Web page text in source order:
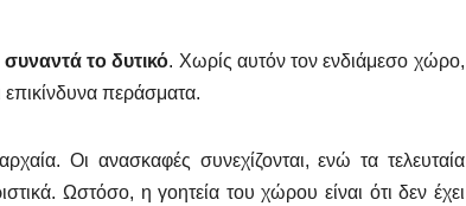
το δυτικό. Χωρίς αυτόν τον ενδιάμεσο χώρο,
περάσματα.
Οι ανασκαφές συνεχίζονται, ενώ τα τελευταία
Ωστόσο, η γοητεία του χώρου είναι ότι δεν έχει